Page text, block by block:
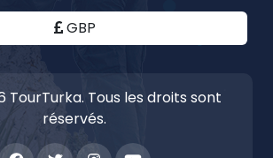
GBP
TourTurka. Tous les droits sont
réservés.